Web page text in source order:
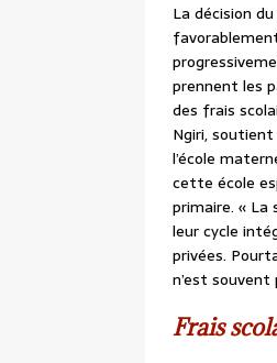
La décision
prennent les
des frais
Ngiri,
l’école
cette école
primaire. «
leur cycle
privées.
n’est
Frais